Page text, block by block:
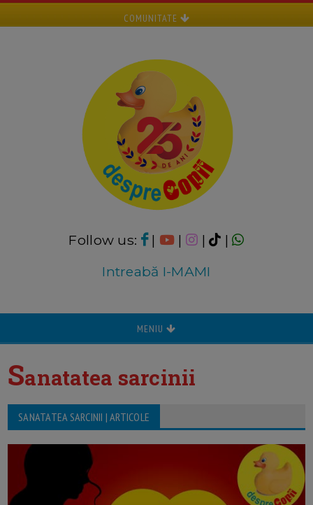
COMUNITATE
Follow us: | | |
|
Intreabă I-MAMI
MENIU
Sanatatea sarcinii
SANATATEA SARCINII | ARTICOLE